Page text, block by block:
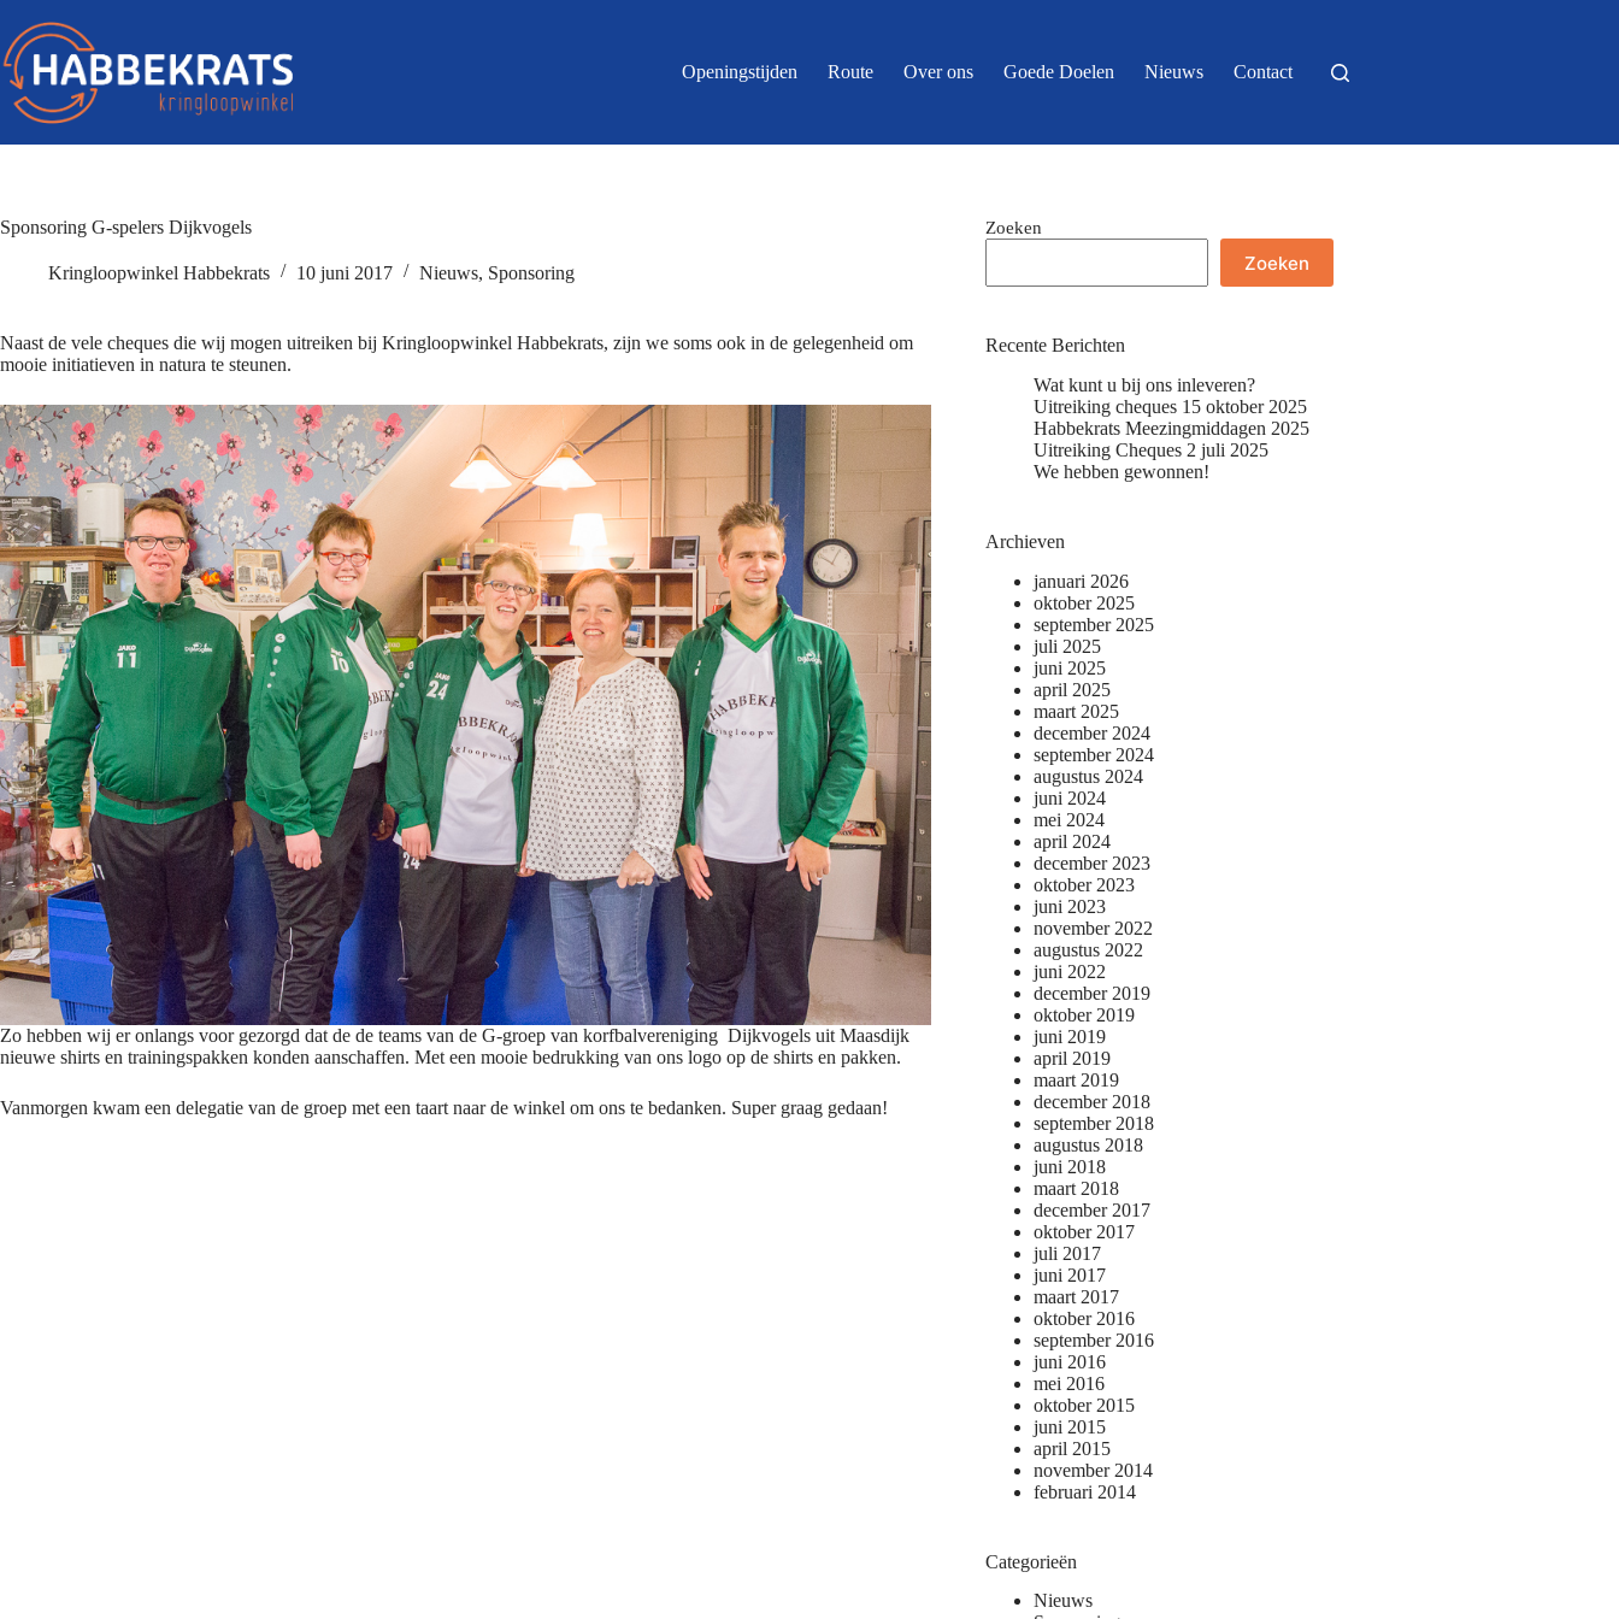
Openingstijden Route Over ons Goede Doelen Nieuws Contact
Sponsoring G-spelers Dijkvogels
Kringloopwinkel Habbekrats 10 juni 2017 Nieuws, Sponsoring
Naast de vele cheques die wij mogen uitreiken bij Kringloopwinkel Habbekrats, zijn we soms ook in de gelegenheid om
mooie initiatieven in natura te steunen.
Zo hebben wij er onlangs voor gezorgd dat de de teams van de G-groep van korfbalvereniging Dijkvogels uit Maasdijk
nieuwe shirts en trainingspakken konden aanschaffen. Met een mooie bedrukking van ons logo op de shirts en pakken.
Vanmorgen kwam een delegatie van de groep met een taart naar de winkel om ons te bedanken. Super graag gedaan!
Zoeken
Zoeken
Recente Berichten
Wat kunt u bij ons inleveren?
Uitreiking cheques 15 oktober 2025
Habbekrats Meezingmiddagen 2025
Uitreiking Cheques 2 juli 2025
We hebben gewonnen!
Archieven
januari 2026
oktober 2025
september 2025
juli 2025
juni 2025
april 2025
maart 2025
december 2024
september 2024
augustus 2024
juni 2024
mei 2024
april 2024
december 2023
oktober 2023
juni 2023
november 2022
augustus 2022
juni 2022
december 2019
oktober 2019
juni 2019
april 2019
maart 2019
december 2018
september 2018
augustus 2018
juni 2018
maart 2018
december 2017
oktober 2017
juli 2017
juni 2017
maart 2017
oktober 2016
september 2016
juni 2016
mei 2016
oktober 2015
juni 2015
april 2015
november 2014
februari 2014
Categorieën
Nieuws